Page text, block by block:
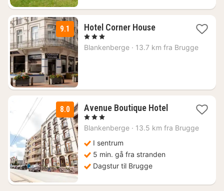
9.1 Hotel Corner House1
fra
, 3 Stjerner
Blankenberge · 13.7 km fra Brugge
8.0 Avenue Boutique Hotel1
fra
, 3 Stjerner
Blankenberge · 13.5 km fra Brugge
I sentrum
5 min. gå fra stranden
Dagstur til Brugge